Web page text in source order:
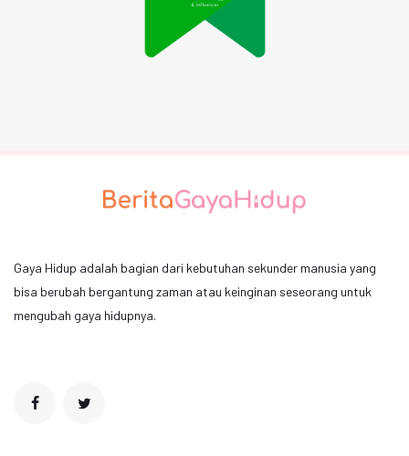
Gaya Hidup adalah bagian dari kebutuhan sekunder manusia yang
bisa berubah bergantung zaman atau keinginan seseorang untuk
mengubah gaya hidupnya.